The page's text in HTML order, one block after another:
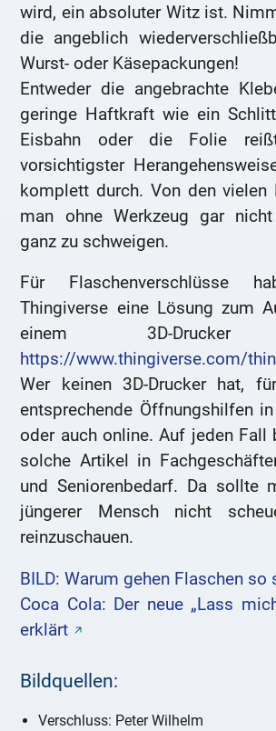
wird, ein absoluter Witz ist.
die angeblich
Wurst- oder Käsepackungen!
Entweder die angebrachte
geringe Haftkraft wie ein
Eisbahn oder die Folie
vorsichtigster
komplett durch. Von den vielen
man ohne Werkzeug gar
ganz zu schweigen.
Für Flaschenverschlüsse
Thingiverse eine Lösung zum
einem 3D-Drucker
https://www.thingiverse.com/
Wer keinen 3D-Drucker hat,
entsprechende Öffnungshilfen
oder auch online. Auf jeden Fall
solche Artikel in
und Seniorenbedarf. Da sollte
jüngerer Mensch nicht
reinzuschauen.
BILD: Warum gehen Flaschen so
Coca Cola: Der neue „Lass
erklärt
Bildquellen:
Verschluss: Peter Wilhelm